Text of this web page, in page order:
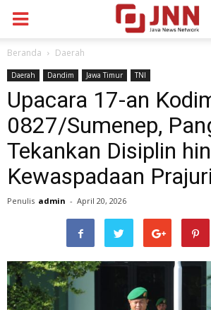
Beranda Daerah
Daerah Dandim Jawa Timur TNI
Upacara 17-an
0827/Sumenep,
Tekankan Disiplin
Kewaspadaan
Penulis admin - April 20, 2026